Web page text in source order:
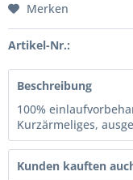
Merken
Artikel-Nr.:
Beschreibung
100%
Kurzärmeliges,
Kunden kauften